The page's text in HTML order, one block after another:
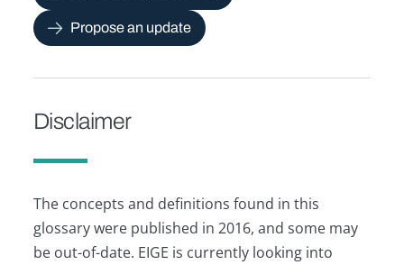
Propose an update
Disclaimer
The concepts and definitions found in this
glossary were published in 2016, and some may
be out-of-date. EIGE is currently looking into